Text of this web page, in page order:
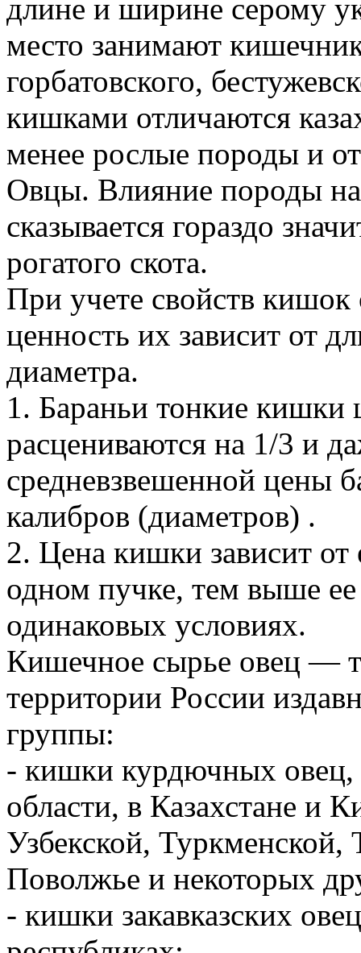
длине и ширине серому
место занимают
горбатовского,
кишками отличаются
менее рослые породы и
Овцы. Влияние породы
сказывается гораздо
рогатого скота.
При учете свойств кишок
ценность их зависит от
диаметра.
1. Бараньи тонкие
расцениваются на 1/3 и
средневзвешенной цены
калибров (диаметров) .
2. Цена кишки зависит
одном пучке, тем выше
одинаковых условиях.
Кишечное сырье овец —
территории России
группы:
- кишки курдючных овец,
области, в Казахстане и
Узбекской,
Поволжье и некоторых
- кишки закавказских